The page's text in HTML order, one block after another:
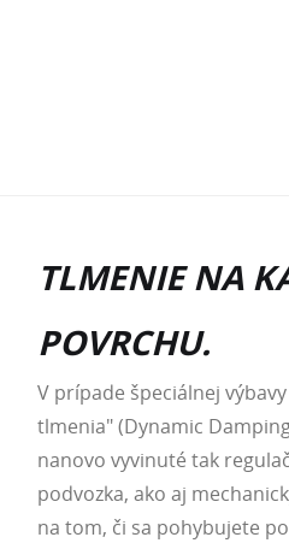
TLMENIE NA
POVRCHU.
V prípade špeciálnej
tlmenia" (Dynamic
nanovo vyvinuté tak
podvozka, ako aj
na tom, či sa pohybujete